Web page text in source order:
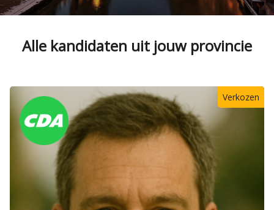
Alle kandidaten uit jouw provincie
Verkozen